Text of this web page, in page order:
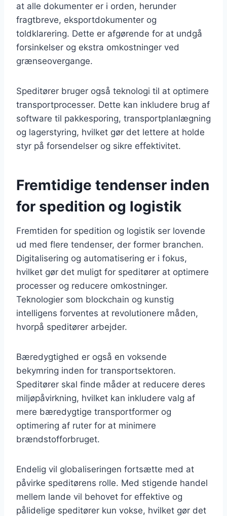
at alle dokumenter er i orden, herunder
fragtbreve, eksportdokumenter og
toldklarering. Dette er afgørende for at undgå
forsinkelser og ekstra omkostninger ved
grænseovergange.
Speditører bruger også teknologi til at optimere
transportprocesser. Dette kan inkludere brug af
software til pakkesporing, transportplanlægning
og lagerstyring, hvilket gør det lettere at holde
styr på forsendelser og sikre effektivitet.
Fremtidige tendenser inden
for spedition og logistik
Fremtiden for spedition og logistik ser lovende
ud med flere tendenser, der former branchen.
Digitalisering og automatisering er i fokus,
hvilket gør det muligt for speditører at optimere
processer og reducere omkostninger.
Teknologier som blockchain og kunstig
intelligens forventes at revolutionere måden,
hvorpå speditører arbejder.
Bæredygtighed er også en voksende
bekymring inden for transportsektoren.
Speditører skal finde måder at reducere deres
miljøpåvirkning, hvilket kan inkludere valg af
mere bæredygtige transportformer og
optimering af ruter for at minimere
brændstofforbruget.
Endelig vil globaliseringen fortsætte med at
påvirke speditørens rolle. Med stigende handel
mellem lande vil behovet for effektive og
pålidelige speditører kun vokse, hvilket gør det